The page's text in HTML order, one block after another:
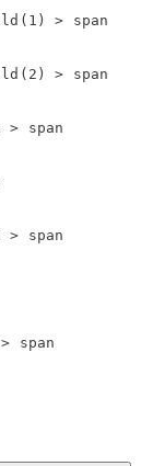
> span
> span
> span
> span
span